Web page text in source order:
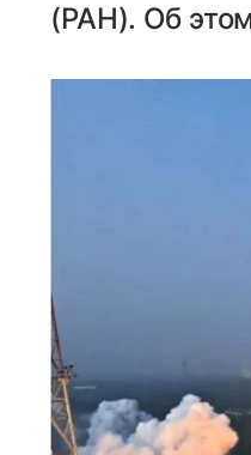
(РАН). Об